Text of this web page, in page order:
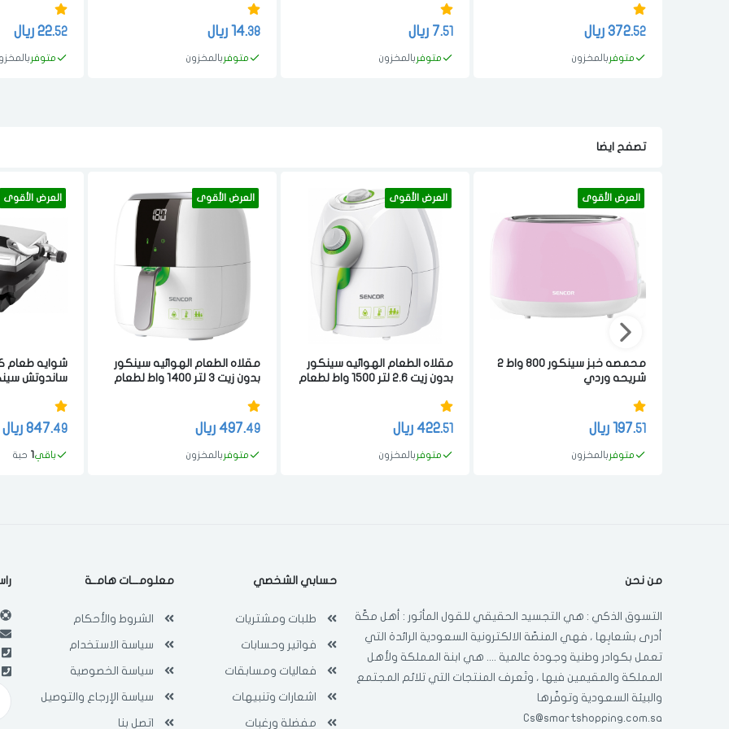
372.52 ريال
متوفر بالمخزون
7.51 ريال
متوفر بالمخزون
14.38 ريال
متوفر بالمخزون
22.52 ريال
متوفر
تصفح ايضا
العرض الأقوى
محمصه خبز سينكور 800 واط 2
شريحه وردي
197.51 ريال
متوفر بالمخزون
العرض الأقوى
مقلاه الطعام الهوائيه سينكور
بدون زيت 2.6 لتر 1500 واط لطعام
422.51 ريال
متوفر بالمخزون
العرض الأقوى
مقلاه الطعام الهوائيه سينكور
بدون زيت 3 لتر 1400 واط لطعام
497.49 ريال
متوفر بالمخزون
العرض الأقوى
شوايه طعام
ساندوتش
ستيل
847.49 ريال
باقي حبة
من نحن
التسوق الذكي : هي التجسيد الحقيقي للقول المأثور : أهل مكّة
أدرى بشعابِها ، فهي المنصّة الالكترونية السعودية الرائدة التي
تعمل بكوادر وطنية وجودة عالمية .... هي ابنة المملكة ولأهل
المملكة والمقيمين فيها ، وتَعرف المنتجات التي تلائم المجتمع
والبيئة السعودية وتوفّرها
Cs@smartshopping.com.sa
حسابي الشخصي
طلبات ومشتريات
فواتير وحسابات
فعاليات ومسابقات
اشعارات وتنبيهات
مفضلة ورغبات
معلومـــات هامــة
الشروط والأحكام
سياسة الاستخدام
سياسة الخصوصية
سياسة الإرجاع والتوصيل
اتصل بنا